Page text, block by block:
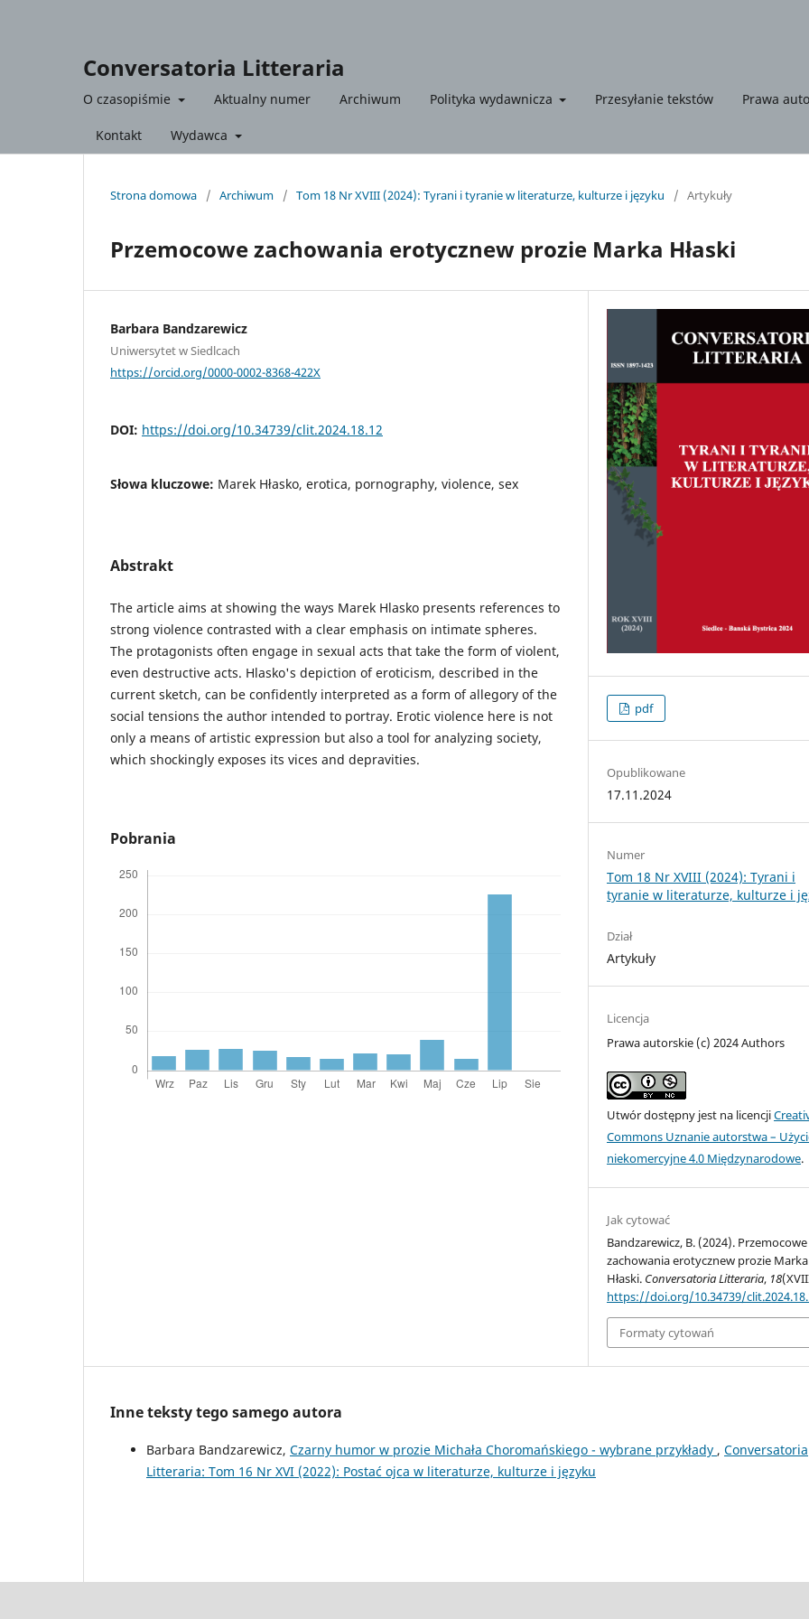
Conversatoria Litteraria
O czasopiśmie Aktualny numer Archiwum Polityka wydawnicza Przesyłanie tekstów Prawa
Kontakt Wydawca
Strona domowa / Archiwum / Tom 18 Nr XVIII (2024): Tyrani i tyranie w literaturze, kulturze i języku / Artykuły
Przemocowe zachowania erotycznew prozie Marka Hłaski
Barbara Bandzarewicz
Uniwersytet w Siedlcach
https://orcid.org/0000-0002-8368-422X
DOI: https://doi.org/10.34739/clit.2024.18.12
Słowa kluczowe: Marek Hłasko, erotica, pornography, violence, sex
Abstrakt
The article aims at showing the ways Marek Hlasko presents references to
strong violence contrasted with a clear emphasis on intimate spheres.
The protagonists often engage in sexual acts that take the form of violent,
even destructive acts. Hlasko's depiction of eroticism, described in the
current sketch, can be confidently interpreted as a form of allegory of the
social tensions the author intended to portray. Erotic violence here is not
only a means of artistic expression but also a tool for analyzing society,
which shockingly exposes its vices and depravities.
Pobrania
pdf
Opublikowane
17.11.2024
Numer
Tom 18 Nr XVIII (2024): Tyrani i
tyranie w literaturze, kulturze i
Dział
Artykuły
Licencja
Prawa autorskie (c) 2024 Authors
Utwór dostępny jest na licencji
Commons Uznanie autorstwa –
niekomercyjne 4.0 Międzynarodowe.
Jak cytować
Bandzarewicz, B. (2024). Przemocowe
zachowania erotycznew prozie Marka
Hłaski. Conversatoria Litteraria, 18
https://doi.org/10.34739/
Formaty cytowań
Inne teksty tego samego autora
Barbara Bandzarewicz, Czarny humor w prozie Michała Choromańskiego - wybrane przykłady , Conversatoria
Litteraria: Tom 16 Nr XVI (2022): Postać ojca w literaturze, kulturze i języku